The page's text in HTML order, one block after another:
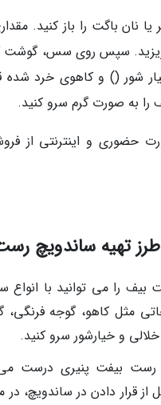
یا نان باگت را باز کنید.
سپس روی سس، گوشت
شور () و کاهوی خرد شده
به صورت گرم سرو کنید.
حضوری و اینترنتی از
تهیه ساندویچ
بیف را می توانید با انواع
مثل کاهو، گوجه فرنگی،
و خیارشور سرو کنید.
رست بیفت پنیری درست می
از قرار دادن در ساندویچ، در